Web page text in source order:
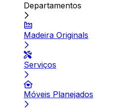
Departamentos
Madeira Originals
Serviços
Móveis Planejados